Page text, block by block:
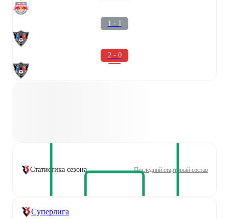
1 - 1
2 - 0
Статистика сезона Последний стартовый состав
Суперлига